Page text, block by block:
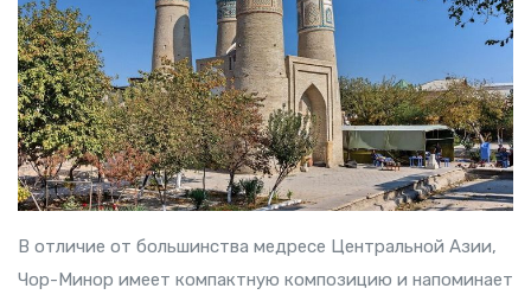
В отличие от большинства медресе Центральной Азии,
Чор-Минор имеет компактную композицию и напоминает